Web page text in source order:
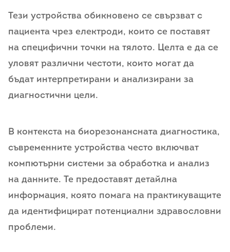
Тези устройства обикновено се свързват с
пациента чрез електроди, които се поставят
на специфични точки на тялото. Целта е да се
уловят различни честоти, които могат да
бъдат интерпретирани и анализирани за
диагностични цели.
В контекста на биорезонансната диагностика,
съвременните устройства често включват
компютърни системи за обработка и анализ
на данните. Те предоставят детайлна
информация, която помага на практикуващите
да идентифицират потенциални здравословни
проблеми.